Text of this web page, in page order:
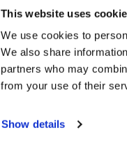
This website uses
We use cookies to
We also share
partners who may
from your use of their
Show details
Sohnstraße 65 · 40237
Telefon:+49 (0)211
info@wzv-rostfrei.de
www.wzv-rostfrei.de
© 2023